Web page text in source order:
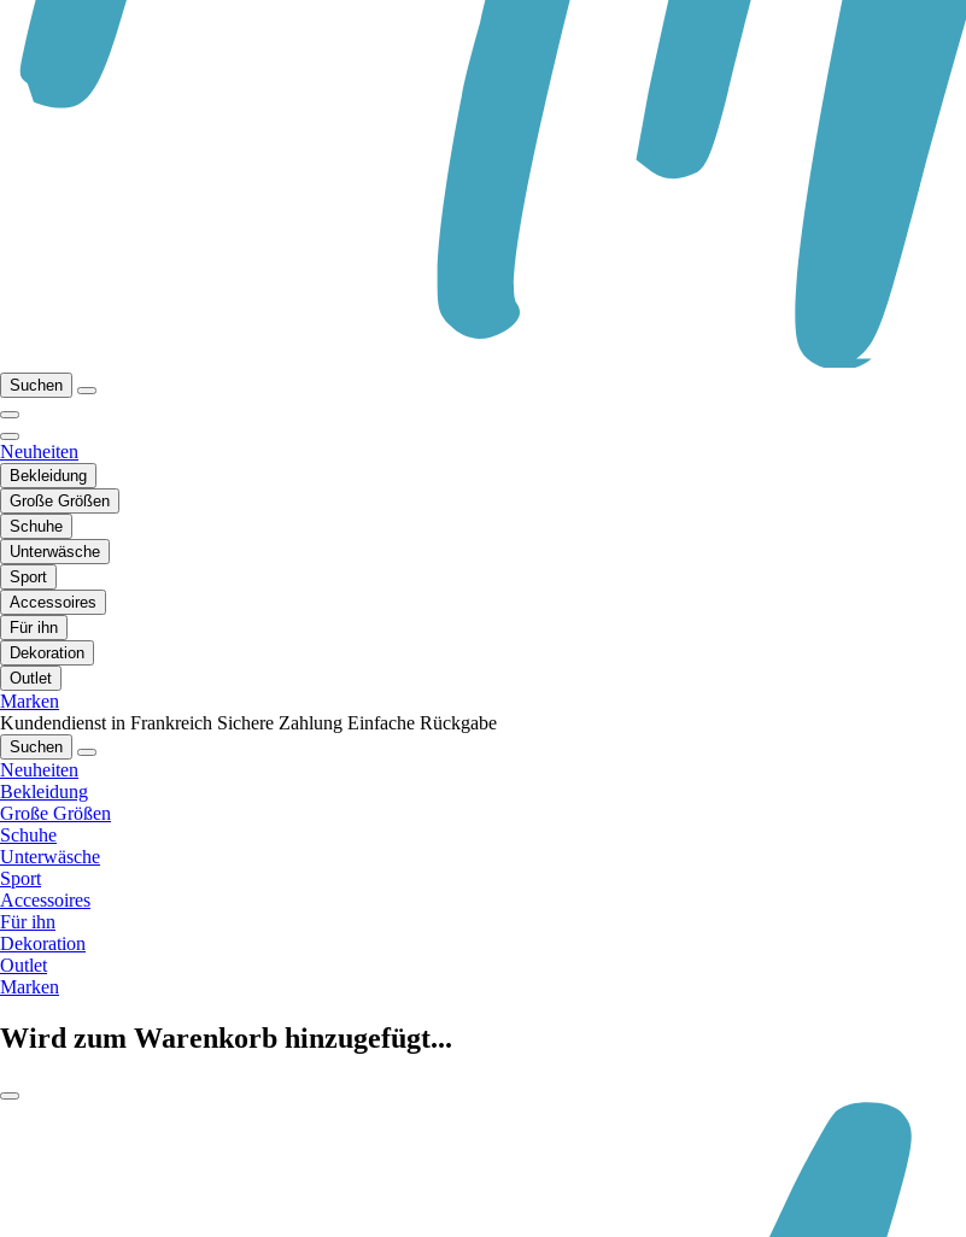
Suchen
Neuheiten
Bekleidung
Große Größen
Schuhe
Unterwäsche
Sport
Accessoires
Für ihn
Dekoration
Outlet
Marken
Kundendienst in Frankreich Sichere Zahlung Einfache Rückgabe
Suchen
Neuheiten
Bekleidung
Große Größen
Schuhe
Unterwäsche
Sport
Accessoires
Für ihn
Dekoration
Outlet
Marken
Wird zum Warenkorb hinzugefügt...